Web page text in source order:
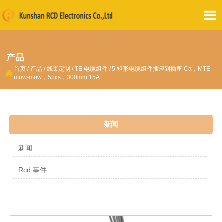

产品
 首页 / 产品 /线束定制 /TE 电缆组件 /5 矩形电缆组件插座到插座 Ca，MTE
mow-mow，5pos，300mm 15A
新闻
新闻
Rcd 事件